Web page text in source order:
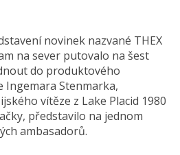
novinek nazvané THEX
na sever putovalo na šest
do produktového
Ingemara Stenmarka,
vítěze z Lake Placid 1980
představilo na jednom
ambasadorů.